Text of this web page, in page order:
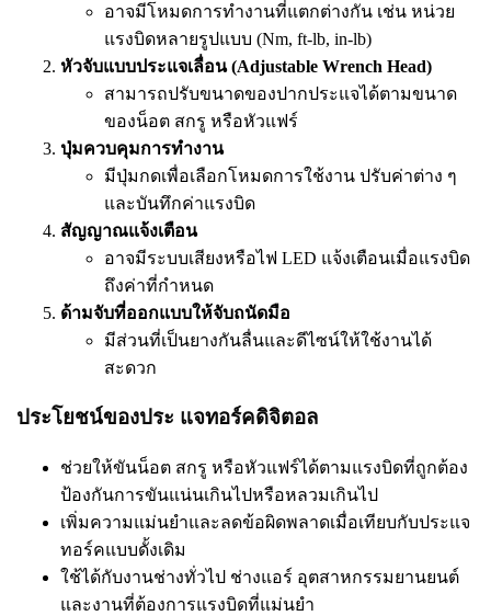
อาจมีโหมดการทำงานที่แตกต่างกัน เช่น หน่วย
แรงบิดหลายรูปแบบ (Nm, ft-lb, in-lb)
หัวจับแบบประแจเลื่อน (Adjustable Wrench Head)
สามารถปรับขนาดของปากประแจได้ตามขนาด
ของน็อต สกรู หรือหัวแฟร์
ปุ่มควบคุมการทำงาน
มีปุ่มกดเพื่อเลือกโหมดการใช้งาน ปรับค่าต่าง ๆ
และบันทึกค่าแรงบิด
สัญญาณแจ้งเตือน
อาจมีระบบเสียงหรือไฟ LED แจ้งเตือนเมื่อแรงบิด
ถึงค่าที่กำหนด
ด้ามจับที่ออกแบบให้จับถนัดมือ
มีส่วนที่เป็นยางกันลื่นและดีไซน์ให้ใช้งานได้
สะดวก
ประโยชน์ของประ แจทอร์คดิจิตอล
ช่วยให้ขันน็อต สกรู หรือหัวแฟร์ได้ตามแรงบิดที่ถูกต้อง
ป้องกันการขันแน่นเกินไปหรือหลวมเกินไป
เพิ่มความแม่นยำและลดข้อผิดพลาดเมื่อเทียบกับประแจ
ทอร์คแบบดั้งเดิม
ใช้ได้กับงานช่างทั่วไป ช่างแอร์ อุตสาหกรรมยานยนต์
และงานที่ต้องการแรงบิดที่แม่นยำ